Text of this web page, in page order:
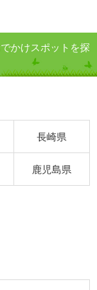
かけスポットを探
長崎県
鹿児島県